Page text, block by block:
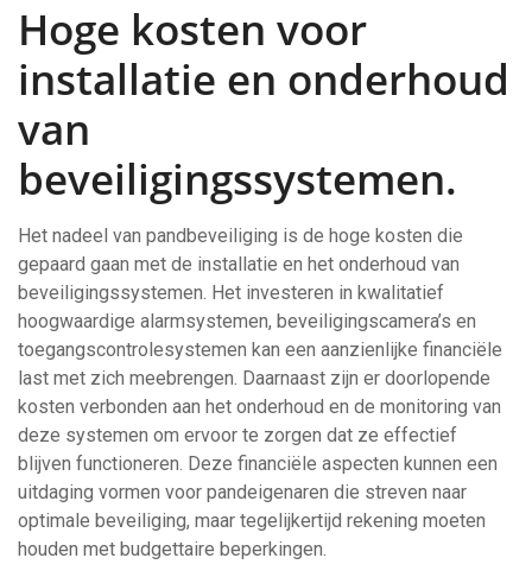
Hoge kosten voor
installatie en onderhoud
van
beveiligingssystemen.
Het nadeel van pandbeveiliging is de hoge kosten die
gepaard gaan met de installatie en het onderhoud van
beveiligingssystemen. Het investeren in kwalitatief
hoogwaardige alarmsystemen, beveiligingscamera’s en
toegangscontrolesystemen kan een aanzienlijke financiële
last met zich meebrengen. Daarnaast zijn er doorlopende
kosten verbonden aan het onderhoud en de monitoring van
deze systemen om ervoor te zorgen dat ze effectief
blijven functioneren. Deze financiële aspecten kunnen een
uitdaging vormen voor pandeigenaren die streven naar
optimale beveiliging, maar tegelijkertijd rekening moeten
houden met budgettaire beperkingen.